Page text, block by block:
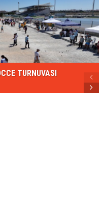
TURNUVASI